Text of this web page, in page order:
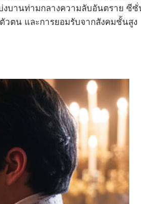
บานท่ามกลางความลับอันตราย ซี
วตน และการยอมรับจากสังคมชั้นสูง